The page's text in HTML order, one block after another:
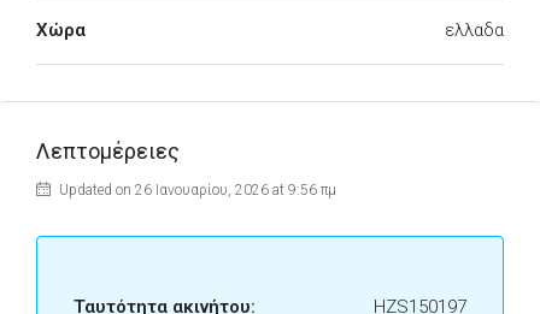
Χώρα ελλαδα
Λεπτομέρειες
Updated on 26 Ιανουαρίου, 2026 at 9:56 πμ
Ταυτότητα ακινήτου: HZS150197